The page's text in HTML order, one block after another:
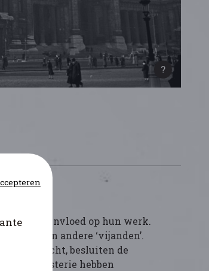
wel invloed op hun werk.
en andere ‘vijanden’.
recht, besluiten de
Ministerie hebben